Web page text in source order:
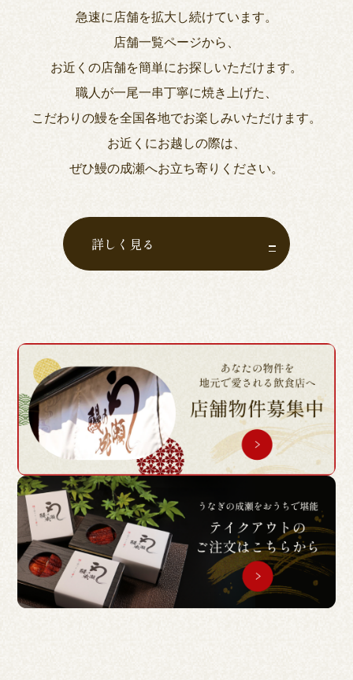
急速に店舗を拡大し続けています。
店舗一覧ページから、
お近くの店舗を簡単にお探しいただけます。
職人が一尾一串丁寧に焼き上げた、
こだわりの鰻を全国各地でお楽しみいただけます。
お近くにお越しの際は、
ぜひ鰻の成瀬へお立ち寄りください。
詳しく見る